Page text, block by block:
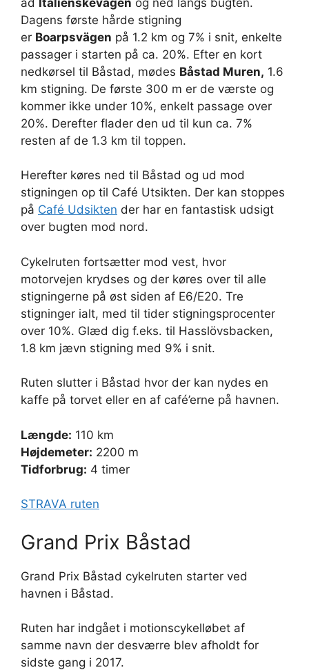
Dagens første hårde stigning
er Boarpsvägen på 1.2 km og 7% i snit, enkelte
passager i starten på ca. 20%. Efter en kort
nedkørsel til Båstad, mødes Båstad Muren, 1.6
km stigning. De første 300 m er de værste og
kommer ikke under 10%, enkelt passage over
20%. Derefter flader den ud til kun ca. 7%
resten af de 1.3 km til toppen.
Herefter køres ned til Båstad og ud mod
stigningen op til Café Utsikten. Der kan stoppes
på Café Udsikten der har en fantastisk udsigt
over bugten mod nord.
Cykelruten fortsætter mod vest, hvor
motorvejen krydses og der køres over til alle
stigningerne på øst siden af E6/E20. Tre
stigninger ialt, med til tider stigningsprocenter
over 10%. Glæd dig f.eks. til Hasslövsbacken,
1.8 km jævn stigning med 9% i snit.
Ruten slutter i Båstad hvor der kan nydes en
kaffe på torvet eller en af café’erne på havnen.
Længde: 110 km
Højdemeter: 2200 m
Tidforbrug: 4 timer
STRAVA ruten
Grand Prix Båstad
Grand Prix Båstad cykelruten starter ved
havnen i Båstad.
Ruten har indgået i motionscykelløbet af
samme navn der desværre blev afholdt for
sidste gang i 2017.